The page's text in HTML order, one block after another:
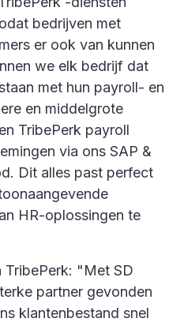
bedrijven met
er ook van kunnen
we elk bedrijf dat
met hun payroll- en
en middelgrote
TribePerk payroll
via ons SAP &
Dit alles past perfect
HR-oplossingen te
TribePerk: "Met SD
partner gevonden
klantenbestand snel